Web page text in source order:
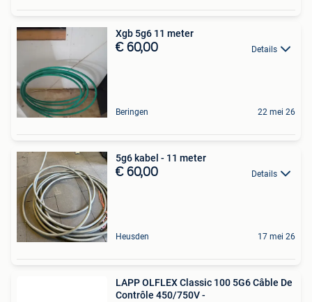
Xgb 5g6 11 meter
€ 60,00 Details
Beringen 22 mei 26
5g6 kabel - 11 meter
€ 60,00 Details
Heusden 17 mei 26
LAPP OLFLEX Classic 100 5G6 Câble De
Contrôle 450/750V -